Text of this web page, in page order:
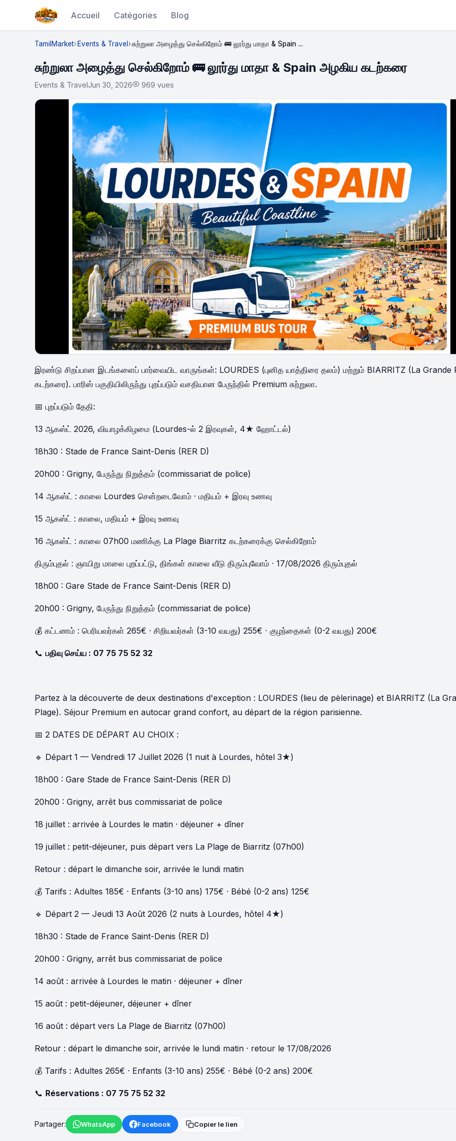
Accueil Catégories Blog
TamilMarket Events & Travel சுற்றுலா அழைத்து செல்கிறோம் 🚌 லூர்து மாதா & Spain ...
சுற்றுலா அழைத்து செல்கிறோம் 🚌 லூர்து மாதா & Spain அழகிய கடற்கரை
Events & TravelJun 30, 2026 969 vues
இரண்டு சிறப்பான இடங்களைப் பார்வையிட வாருங்கள்: LOURDES (புனித யாத்திரை தலம்) மற்றும் BIARRITZ (La Grande
கடற்கரை). பாரிஸ் பகுதியிலிருந்து புறப்படும் வசதியான பேருந்தில் Premium சுற்றுலா.
📅 புறப்படும் தேதி:
13 ஆகஸ்ட் 2026, வியாழக்கிழமை (Lourdes-ல் 2 இரவுகள், 4★ ஹோட்டல்)
18h30 : Stade de France Saint-Denis (RER D)
20h00 : Grigny, பேருந்து நிறுத்தம் (commissariat de police)
14 ஆகஸ்ட் : காலை Lourdes சென்றடைவோம் · மதியம் + இரவு உணவு
15 ஆகஸ்ட் : காலை, மதியம் + இரவு உணவு
16 ஆகஸ்ட் : காலை 07h00 மணிக்கு La Plage Biarritz கடற்கரைக்கு செல்கிறோம்
திரும்புதல் : ஞாயிறு மாலை புறப்பட்டு, திங்கள் காலை வீடு திரும்புவோம் · 17/08/2026 திரும்புதல்
18h00 : Gare Stade de France Saint-Denis (RER D)
20h00 : Grigny, பேருந்து நிறுத்தம் (commissariat de police)
💰 கட்டணம் : பெரியவர்கள் 265€ · சிறியவர்கள் (3-10 வயது) 255€ · குழந்தைகள் (0-2 வயது) 200€
📞 பதிவு செய்ய : 07 75 75 52 32
Partez à la découverte de deux destinations d'exception : LOURDES (lieu de pèlerinage) et BIARRITZ (La
Plage). Séjour Premium en autocar grand confort, au départ de la région parisienne.
📅 2 DATES DE DÉPART AU CHOIX :
🔹 Départ 1 — Vendredi 17 Juillet 2026 (1 nuit à Lourdes, hôtel 3★)
18h00 : Gare Stade de France Saint-Denis (RER D)
20h00 : Grigny, arrêt bus commissariat de police
18 juillet : arrivée à Lourdes le matin · déjeuner + dîner
19 juillet : petit-déjeuner, puis départ vers La Plage de Biarritz (07h00)
Retour : départ le dimanche soir, arrivée le lundi matin
💰 Tarifs : Adultes 185€ · Enfants (3-10 ans) 175€ · Bébé (0-2 ans) 125€
🔹 Départ 2 — Jeudi 13 Août 2026 (2 nuits à Lourdes, hôtel 4★)
18h30 : Stade de France Saint-Denis (RER D)
20h00 : Grigny, arrêt bus commissariat de police
14 août : arrivée à Lourdes le matin · déjeuner + dîner
15 août : petit-déjeuner, déjeuner + dîner
16 août : départ vers La Plage de Biarritz (07h00)
Retour : départ le dimanche soir, arrivée le lundi matin · retour le 17/08/2026
💰 Tarifs : Adultes 265€ · Enfants (3-10 ans) 255€ · Bébé (0-2 ans) 200€
📞 Réservations : 07 75 75 52 32
Partager: WhatsApp Facebook Copier le lien